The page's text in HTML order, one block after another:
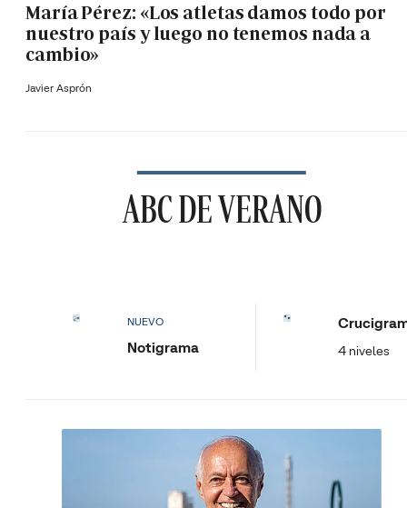
María Pérez: «Los atletas damos todo por
nuestro país y luego no tenemos nada a
cambio»
Javier Asprón
ABC DE VERANO
NUEVO
Notigrama 4 niveles